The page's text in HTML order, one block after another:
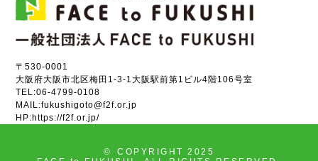
〒530-0001
大阪府大阪市北区梅田1-3-1大阪駅前第1ビル4階106号室
TEL:06-4799-0108
MAIL:fukushigoto@f2f.or.jp
HP:https://f2f.or.jp/
©
COPYRIGHT 2025